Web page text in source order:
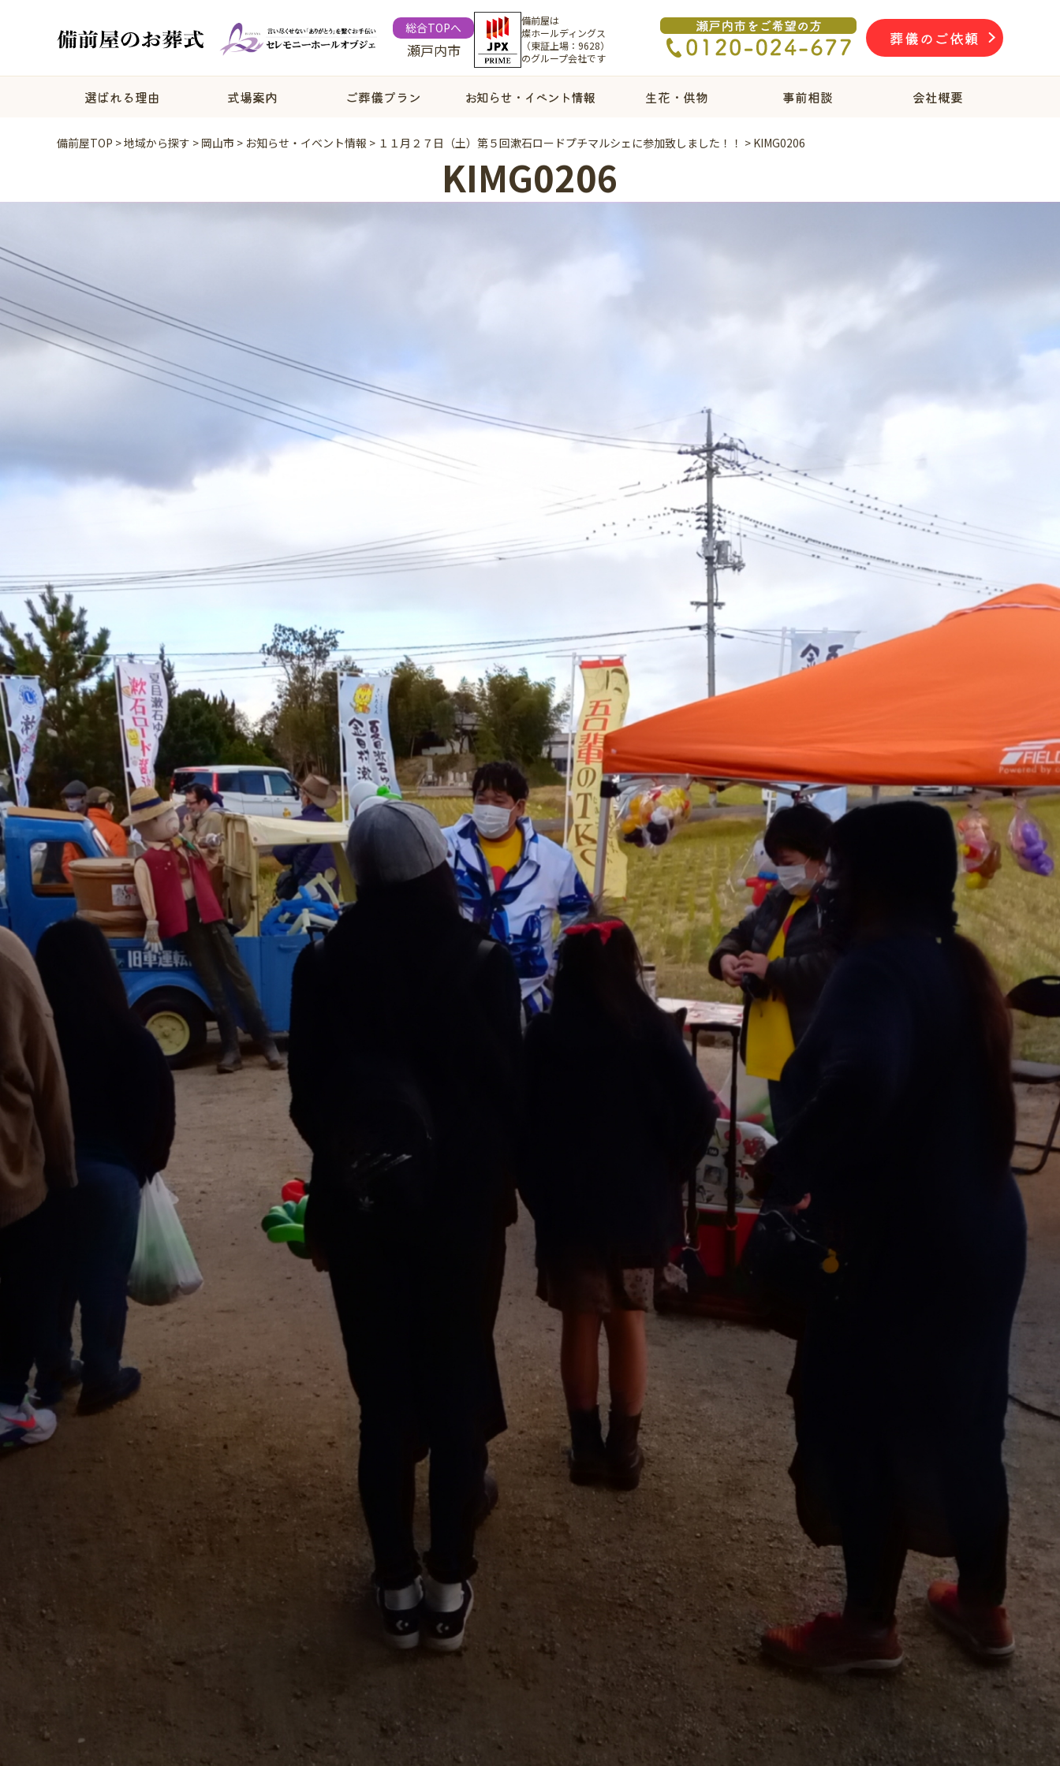
総合TOPへ
瀬戸内市
備前屋は
燦ホールディングス
（東証上場：9628）
のグループ会社です
葬儀のご依頼
選ばれる理由 式場案内 ご葬儀プラン お知らせ・イベント情報 生花・供物 事前相談 会社概要
備前屋TOP >地域から探す > 岡山市 > お知らせ・イベント情報 > １１月２７日（土）第５回漱石ロードプチマルシェに参加致しました！！ > KIMG0206
KIMG0206